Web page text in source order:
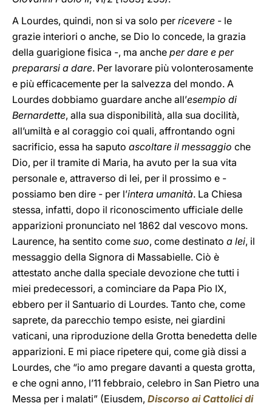
A Lourdes, quindi, non si va solo per ricevere - le
grazie interiori o anche, se Dio lo concede, la grazia
della guarigione fisica -, ma anche per dare e per
prepararsi a dare. Per lavorare più volonterosamente
e più efficacemente per la salvezza del mondo. A
Lourdes dobbiamo guardare anche all’esempio di
Bernardette, alla sua disponibilità, alla sua docilità,
all’umiltà e al coraggio coi quali, affrontando ogni
sacrificio, essa ha saputo ascoltare il messaggio che
Dio, per il tramite di Maria, ha avuto per la sua vita
personale e, attraverso di lei, per il prossimo e -
possiamo ben dire - per l’intera umanità. La Chiesa
stessa, infatti, dopo il riconoscimento ufficiale delle
apparizioni pronunciato nel 1862 dal vescovo mons.
Laurence, ha sentito come suo, come destinato a lei, il
messaggio della Signora di Massabielle. Ciò è
attestato anche dalla speciale devozione che tutti i
miei predecessori, a cominciare da Papa Pio IX,
ebbero per il Santuario di Lourdes. Tanto che, come
saprete, da parecchio tempo esiste, nei giardini
vaticani, una riproduzione della Grotta benedetta delle
apparizioni. E mi piace ripetere qui, come già dissi a
Lourdes, che “io amo pregare davanti a questa grotta,
e che ogni anno, l’11 febbraio, celebro in San Pietro una
Messa per i malati” (Eiusdem, Discorso ai Cattolici di